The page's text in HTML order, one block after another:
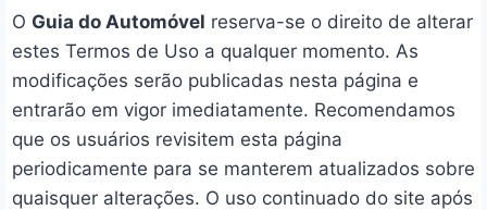
O Guia do Automóvel reserva-se o direito de alterar
estes Termos de Uso a qualquer momento. As
modificações serão publicadas nesta página e
entrarão em vigor imediatamente. Recomendamos
que os usuários revisitem esta página
periodicamente para se manterem atualizados sobre
quaisquer alterações. O uso continuado do site após